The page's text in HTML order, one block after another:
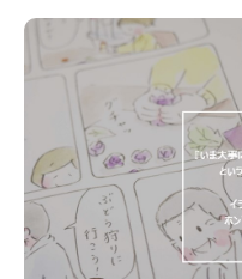
新潟市中央区 新潟市東区
新潟市南区
新潟市江南区
新発田・聖籠
三条・加茂・田上
五泉
長岡・見附
小千谷・十
柏崎・刈羽・出雲崎
上
ご当地グルメ 食べ歩き
居酒屋・バー
パン・ベーカリー
タレ
旨辛・激辛
定食・町定食
日本酒・新潟清酒
ワイ
ケーキ・パフェ
ビアガ
忘新年会・歓送迎会
セミナー・講演会 子ど
住宅展示場
完成見学会
病院・クリニック
イオ
ビルボードプレイスBP
リバーサイド千秋
パテ
冠婚葬祭
習い事・塾
官公庁・自治体
新潟
上越・妙高・糸魚川 チラシ
火曜セール
オープン・
周年祭・感謝祭セール